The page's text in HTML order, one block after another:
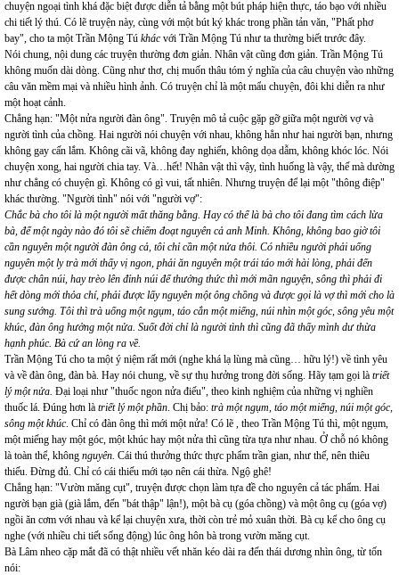
chuyện ngoại tình khá đặc biệt được diễn tả bằng một bút pháp hiện thực, táo bạo với nhiều
chi tiết lý thú. Có lẽ truyện này, cùng với một bút ký khác trong phần tản văn, "Phất phơ
bay", cho ta một Trần Mộng Tú khácvới Trần Mộng Tú như ta thường biết trước đây.
Nói chung, nội dung các truyện thường đơn giản. Nhân vật cũng đơn giản. Trần Mộng Tú
không muốn dài dòng. Cũng như thơ, chị muốn thâu tóm ý nghĩa của câu chuyện vào những
câu văn mềm mại và nhiều hình ảnh. Có truyện chỉ là một mẩu chuyện, đôi khi diễn ra như
một hoạt cảnh.
Chẳng hạn: "Một nửa người đàn ông". Truyện mô tả cuộc gặp gỡ giữa một người vợ và
người tình của chồng. Hai người nói chuyện với nhau, không hẳn như hai người bạn, nhưng
không gay cấn lắm. Không cãi vã, không đay nghiến, không dọa dẫm, không khóc lóc. Nói
chuyện xong, hai người chia tay. Và…hết! Nhân vật thì vậy, tình huống là vậy, thế mà dường
như chẳng có chuyện gì. Không có gì vui, tất nhiên. Nhưng truyện để lại một "thông điệp"
khác thường. "Người tình" nói với "người vợ":
Chắc bà cho tôi là một người mất thăng bằng. Hay có thể là bà cho tôi đang tìm cách lừa
bà, để một ngày nào đó tôi sẽ chiếm đoạt nguyên cả anh Minh. Không, không bao giờ tôi
cần nguyên một người đàn ông cả, tôi chỉ cần một nửa thôi. Có nhiều người phải uống
nguyên một ly trà mới thấy vị ngon, phải ăn nguyên một trái táo mới hài lòng, phải đến
được chân núi, hay trèo lên đỉnh núi để thưởng thức thì mới mãn nguyện, sông thì phải đi
hết dòng mới thỏa chí, phải được lấy nguyên một ông chồng và được gọi là vợ thì mới cho là
sung sướng. Tôi thì trà uống một ngụm, táo cắn một miếng, núi nhìn một góc, sông yêu một
khúc, đàn ông hưởng một nửa. Suốt đời chỉ là người tình thì cũng đã thấy mình dư thừa
hạnh phúc. Bà cứ an lòng ra về.
Trần Mộng Tú cho ta một ý niệm rất mới (nghe khá lạ lùng mà cũng… hữu lý!) về tình yêu
và về đàn ông, đàn bà. Hay nói chung, về sự thụ hưởng trong đời sống. Hãy tạm gọi là triết
lý một nửa. Đại loại như "thuốc ngon nửa điếu", theo kinh nghiệm của những vị nghiền
thuốc lá. Đúng hơn là triết lý một phần. Chị bảo: trà một ngụm, táo một miếng, núi một góc,
sông một khúc. Chỉ có đàn ông thì mới một nửa! Có lẽ , theo Trần Mộng Tú thì, một ngụm,
một miếng hay một góc, một khúc hay một nửa thì cũng từa tựa như nhau. Ở chỗ nó không
là toàn thể, không nguyên. Cái thú thưởng thức thực phẩm trần gian, như thế, nên thiêu
thiếu. Đừng đủ. Chỉ có cái thiếu mới tạo nên cái thừa. Ngộ ghê!
Chẳng hạn: "Vườn măng cụt", truyện được chọn làm tựa đề cho nguyên cả tác phẩm. Hai
người bạn già (già lắm, đến "bát thập" lận!), một bà cụ (góa chồng) và một ông cụ (góa vợ)
ngồi ăn cơm với nhau và kể lại chuyện xưa, thời còn trẻ mỏ xuân thời. Bà cụ kể cho ông cụ
nghe (với nhiều chi tiết sống động) lúc ông hôn bà trong vườn măng cụt.
Bà Lâm nheo cặp mắt đã có thật nhiều vết nhăn kéo dài ra đến thái dương nhìn ông, từ tốn
nói: